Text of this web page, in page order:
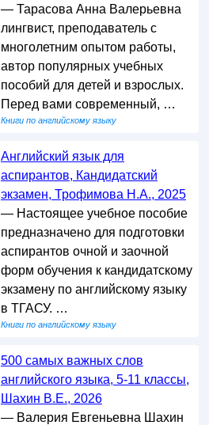
— Тарасова Анна Валерьевна
лингвист, преподаватель с
многолетним опытом работы,
автор популярных учебных
пособий для детей и взрослых.
Перед вами современный, …
Книги по английскому языку
Английский язык для
аспирантов, Кандидатский
экзамен, Трофимова Н.А., 2025
— Настоящее учебное пособие
предназначено для подготовки
аспирантов очной и заочной
форм обучения к кандидатскому
экзамену по английскому языку
в ТГАСУ. …
Книги по английскому языку
500 самых важных слов
английского языка, 5-11 классы,
Шахин В.Е., 2026
— Валерия Евгеньевна Шахин